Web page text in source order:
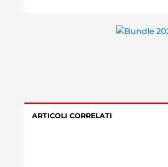
ARTICOLI CORRELATI